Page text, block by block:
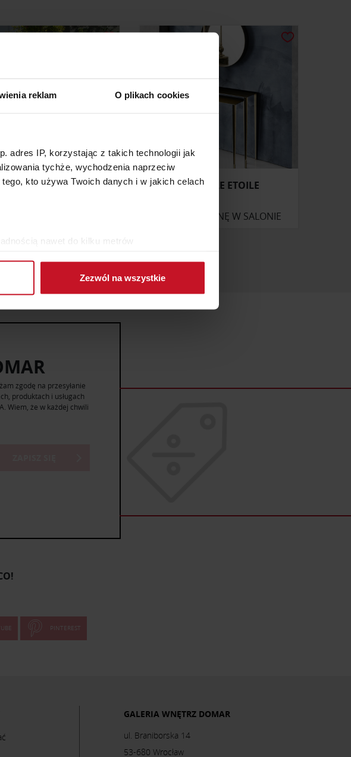
reklam O plikach cookies
adres IP, korzystając z takich technologii jak
tychże, wychodzenia naprzeciw
kto używa Twoich danych i w jakich celach
nawet do kilku metrów
oraz ustaw własne preferencje w
partnerom społecznościowym,
Zezwól na wszystkie
NATUZZI ITALIA KONSOLE ETOILE
ZAPYTAJ O CENĘ W SALONIE
zgodę na przesyłanie
produktach i usługach
Wiem, że w każdej chwili
PINTEREST
GALERIA WNĘTRZ DOMAR
ul. Braniborska 14
53-680 Wrocław